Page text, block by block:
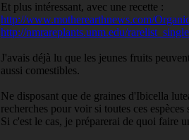
Et plus intéressant, avec une recette :
http://www.motherearthnews.com/
http://nmrareplants.unm.edu/
J'avais déjà lu que les jeunes fruits
aussi comestibles.
Ne disposant que de graines d'Ibicella
recherches pour voir si toutes ces espèces
Si c'est le cas, je préparerai de quoi faire